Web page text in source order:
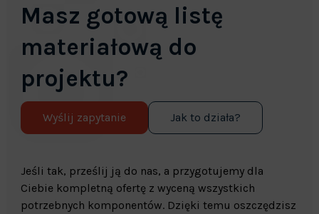
Masz gotową listę
materiałową do
projektu?
Wyślij zapytanie Jak to działa?
Jeśli tak, prześlij ją do nas, a przygotujemy dla
Ciebie kompletną ofertę z wyceną wszystkich
potrzebnych komponentów. Dzięki temu oszczędzisz